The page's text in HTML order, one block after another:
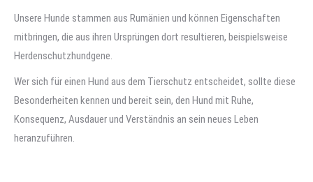
Unsere Hunde stammen aus Rumänien und können Eigenschaften
mitbringen, die aus ihren Ursprüngen dort resultieren, beispielsweise
Herdenschutzhundgene.
Wer sich für einen Hund aus dem Tierschutz entscheidet, sollte diese
Besonderheiten kennen und bereit sein, den Hund mit Ruhe,
Konsequenz, Ausdauer und Verständnis an sein neues Leben
heranzuführen.